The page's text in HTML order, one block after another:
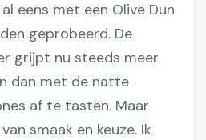
eens met een Olive Dun
geprobeerd. De
grijpt nu steeds meer
dan met de natte
af te tasten. Maar
smaak en keuze. Ik